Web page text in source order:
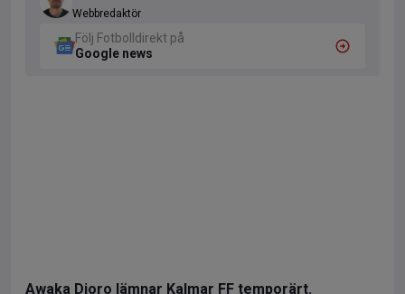
Webbredaktör
Följ Fotbolldirekt på
Google news
Awaka Djoro lämnar Kalmar FF temporärt.